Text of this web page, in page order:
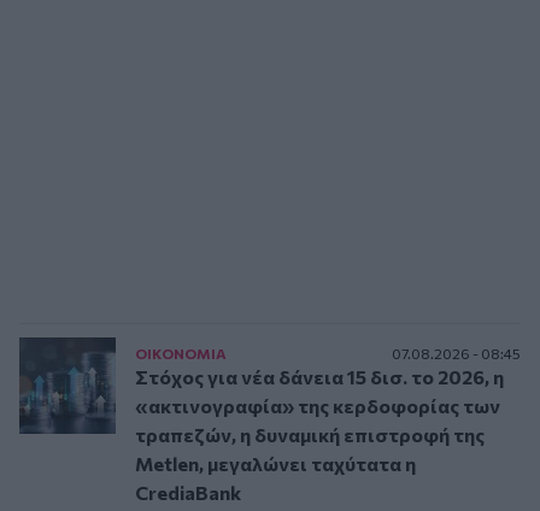
ΟΙΚΟΝΟΜΙΑ 07.08.2026 - 08:45
Στόχος για νέα δάνεια 15 δισ. το 2026, η
«ακτινογραφία» της κερδοφορίας των
τραπεζών, η δυναμική επιστροφή της
Metlen, μεγαλώνει ταχύτατα η
CrediaBank